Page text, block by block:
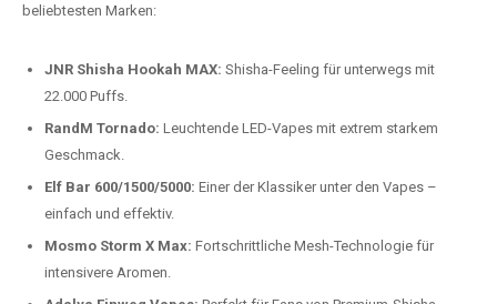
beliebtesten Marken:
JNR Shisha Hookah MAX: Shisha-Feeling für unterwegs mit
22.000 Puffs.
RandM Tornado: Leuchtende LED-Vapes mit extrem starkem
Geschmack.
Elf Bar 600/1500/5000: Einer der Klassiker unter den Vapes –
einfach und effektiv.
Mosmo Storm X Max: Fortschrittliche Mesh-Technologie für
intensivere Aromen.